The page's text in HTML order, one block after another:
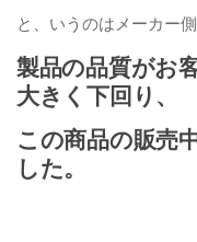
と、いうのはメーカー
製品の品質がお
大きく下回り、
この商品の販売
した。